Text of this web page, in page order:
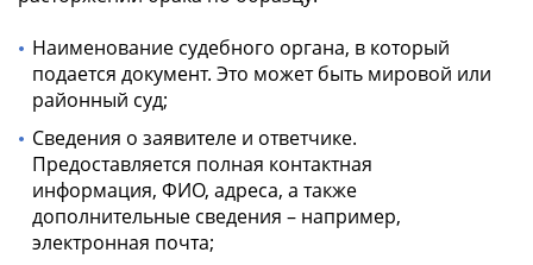
Наименование судебного органа, в который
подается документ. Это может быть мировой или
районный суд;
Сведения о заявителе и ответчике.
Предоставляется полная контактная
информация, ФИО, адреса, а также
дополнительные сведения – например,
электронная почта;